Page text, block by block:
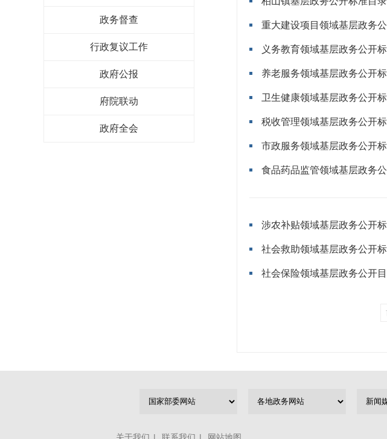
政务督查
行政复议工作
政府公报
府院联动
政府全会
重大建设项目领域基层政务
义务教育领域基层政务公开
养老服务领域基层政务公开
卫生健康领域基层政务公开
税收管理领域基层政务公开
市政服务领域基层政务公开
食品药品监管领域基层政务
涉农补贴领域基层政务公开
社会救助领域基层政务公开
社会保险领域基层政务公开